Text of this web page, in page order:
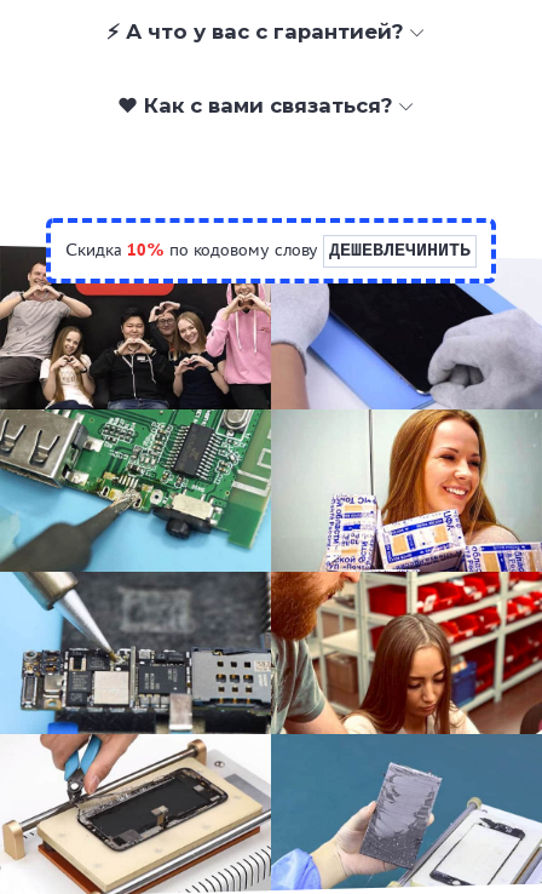
⚡ А что у вас с гарантией?
❤️ Как с вами связаться?
Скидка 10% по кодовому слову ДЕШЕВЛЕЧИНИТЬ